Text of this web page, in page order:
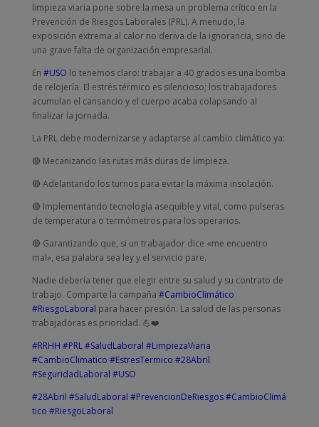
limpieza viaria pone sobre la mesa un problema crítico en la
Prevención de Riesgos Laborales (PRL). A menudo, la
exposición extrema al calor no deriva de la ignorancia, sino de
una grave falta de organización empresarial.
En #USO lo tenemos claro: trabajar a 40 grados es una bomba
de relojería. El estrés térmico es silencioso; los trabajadores
acumulan el cansancio y el cuerpo acaba colapsando al
finalizar la jornada.
La PRL debe modernizarse y adaptarse al cambio climático ya:
🔴 Mecanizando las rutas más duras de limpieza.
🔴 Adelantando los turnos para evitar la máxima insolación.
🔴 Implementando tecnología asequible y vital, como pulseras
de temperatura o termómetros para los operarios.
🔴 Garantizando que, si un trabajador dice «me encuentro
mal», esa palabra sea ley y el servicio pare.
Nadie debería tener que elegir entre su salud y su contrato de
trabajo. Comparte la campaña #CambioClimático
#RiesgoLaboral para hacer presión. La salud de las personas
trabajadoras es prioridad. 💪❤️
#RRHH #PRL#SaludLaboral #LimpiezaViaria
#CambioClimatico #EstresTermico #28Abril
#SeguridadLaboral #USO
#28Abril #SaludLaboral #PrevencionDeRiesgos#CambioClimá
tico #RiesgoLaboral